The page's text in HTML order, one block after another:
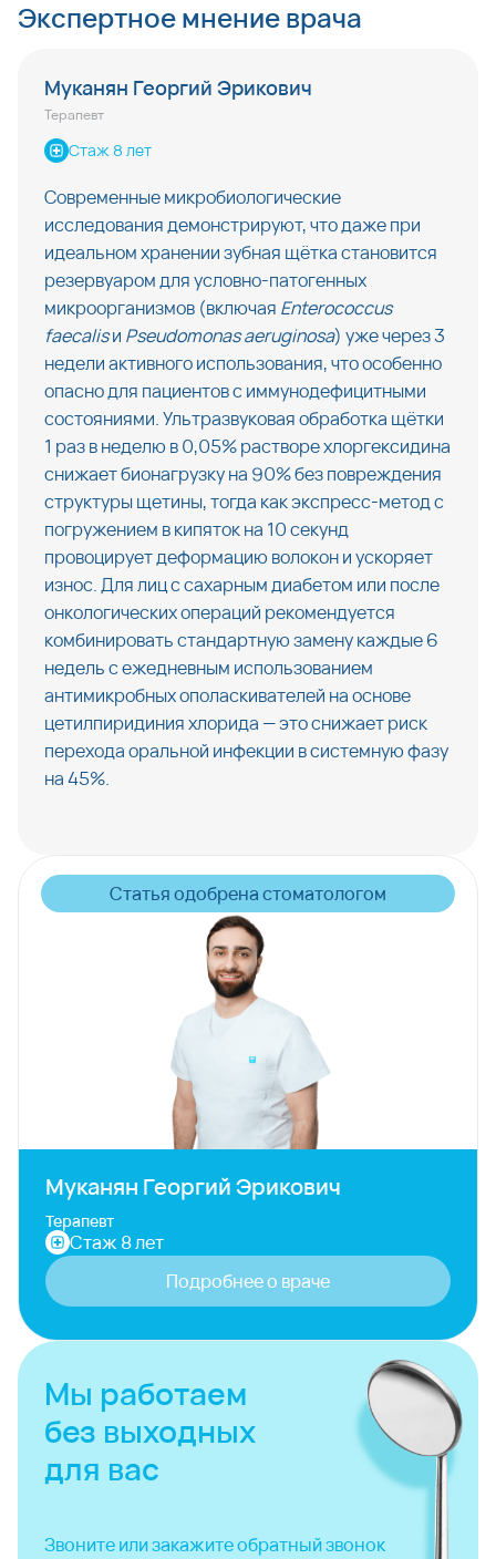
Экспертное мнение врача
Муканян Георгий Эрикович
Терапевт
Стаж 8 лет
Современные микробиологические
исследования демонстрируют, что даже при
идеальном хранении зубная щётка становится
резервуаром для условно-патогенных
микроорганизмов (включая Enterococcus
faecalis и Pseudomonas aeruginosa) уже через 3
недели активного использования, что особенно
опасно для пациентов с иммунодефицитными
состояниями. Ультразвуковая обработка щётки
1 раз в неделю в 0,05% растворе хлоргексидина
снижает бионагрузку на 90% без повреждения
структуры щетины, тогда как экспресс-метод с
погружением в кипяток на 10 секунд
провоцирует деформацию волокон и ускоряет
износ. Для лиц с сахарным диабетом или после
онкологических операций рекомендуется
комбинировать стандартную замену каждые 6
недель с ежедневным использованием
антимикробных ополаскивателей на основе
цетилпиридиния хлорида — это снижает риск
перехода оральной инфекции в системную фазу
на 45%.
Статья одобрена стоматологом
Муканян Георгий Эрикович
Терапевт
Стаж 8 лет
Подробнее о враче
Мы работаем
без выходных
для вас
Звоните или закажитеобратный звонок